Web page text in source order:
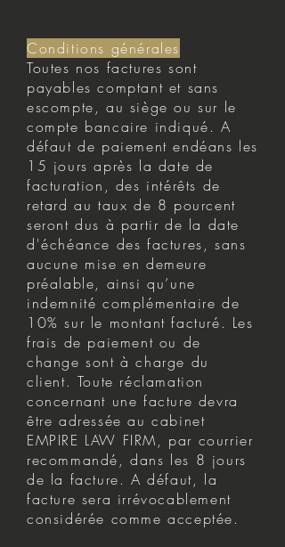
Conditions générales
Toutes nos factures sont
payables comptant et sans
escompte, au siège ou sur le
compte bancaire indiqué. A
défaut de paiement endéans les
15 jours après la date de
facturation, des intérêts de
retard au taux de 8 pourcent
seront dus à partir de la date
d'échéance des factures, sans
aucune mise en demeure
préalable, ainsi qu’une
indemnité complémentaire de
10% sur le montant facturé. Les
frais de paiement ou de
change sont à charge du
client. Toute réclamation
concernant une facture devra
être adressée au cabinet
EMPIRE LAW FIRM, par courrier
recommandé, dans les 8 jours
de la facture. A défaut, la
facture sera irrévocablement
considérée comme acceptée.